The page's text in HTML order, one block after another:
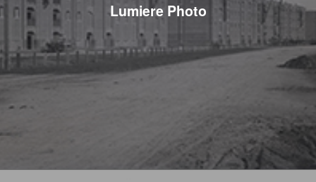
Lumiere Photo